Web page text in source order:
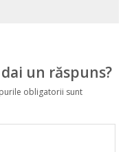
un răspuns?
obligatorii sunt